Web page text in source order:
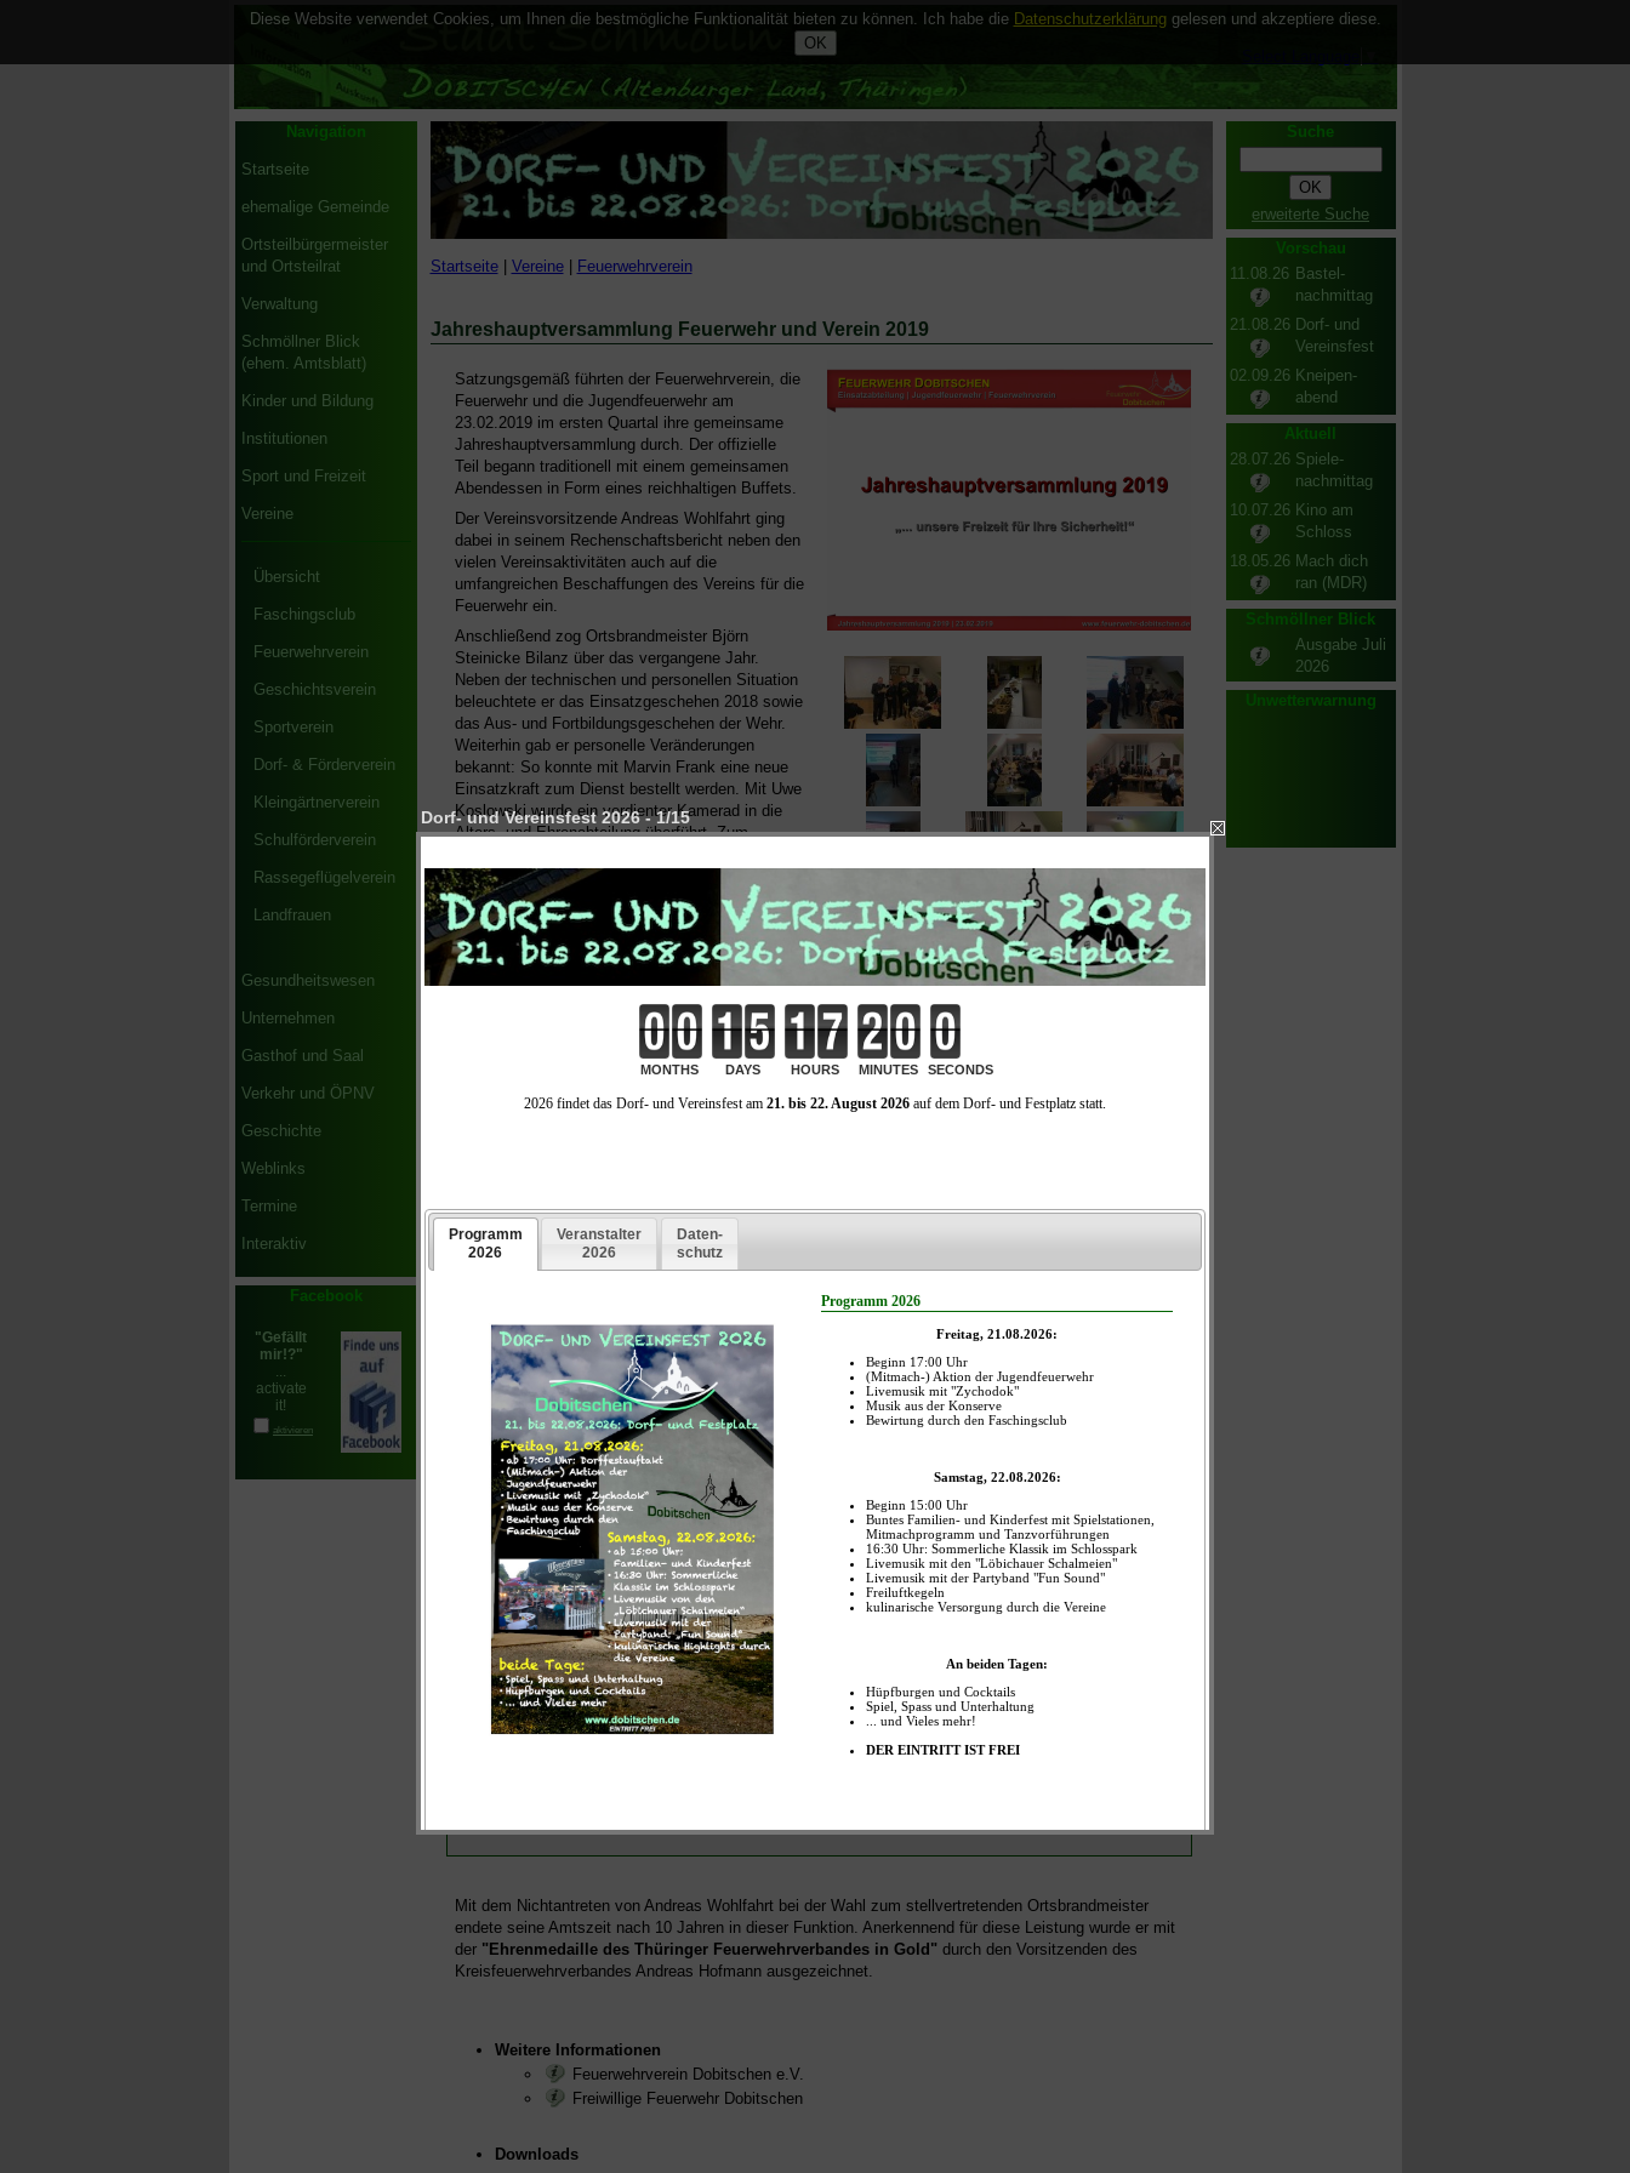
Navigation
Startseite
ehemalige Gemeinde
Ortsteilbürgermeister
und Ortsteilrat
Verwaltung
Schmöllner Blick
(ehem. Amtsblatt)
Kinder und Bildung
Institutionen
Sport und Freizeit
Vereine
Übersicht
Faschingsclub
Feuerwehrverein
Geschichtsverein
Sportverein
Dorf- & Förderverein
Kleingärtnerverein
Schulförderverein
Rassegeflügelverein
Landfrauen
Gesundheitswesen
Unternehmen
Gasthof und Saal
Verkehr und ÖPNV
Geschichte
Weblinks
Termine
Interaktiv
Facebook
Startseite| Vereine| Feuerwehrverein
Jahreshauptversammlung Feuerwehr und Verein 2019
Satzungsgemäß führten der Feuerwehrverein, die
Feuerwehr und die Jugendfeuerwehr am
23.02.2019 im ersten Quartal ihre gemeinsame
Jahreshauptversammlung durch. Der offizielle
Teil begann traditionell mit einem gemeinsamen
Abendessen in Form eines reichhaltigen Buffets.
Der Vereinsvorsitzende Andreas Wohlfahrt ging
dabei in seinem Rechenschaftsbericht neben den
vielen Vereinsaktivitäten auch auf die
umfangreichen Beschaffungen des Vereins für die
Feuerwehr ein.
Anschließend zog Ortsbrandmeister Björn
Steinicke Bilanz über das vergangene Jahr.
Neben der technischen und personellen Situation
beleuchtete er das Einsatzgeschehen 2018 sowie
das Aus- und Fortbildungsgeschehen der Wehr.
Weiterhin gab er personelle Veränderungen
bekannt: So konnte mit Marvin Frank eine neue
Einsatzkraft zum Dienst bestellt werden. Mit Uwe
Koslowski wurde ein verdienter Kamerad in die
Alters- und Ehrenabteilung überführt. Zum
Wahlergebnisse der Wehrführungswahl am
17.02.2019 ein.
Der Rechenschaftsbericht der Jugendfeuerwehr
von Jugendwart Thomas Wohlfahrt folgte. Sehr
erfolgreiche Wettkampfteilnahmen, u.A. mit zwei
der vielfältigen Aktivitäten. So verwies er
beispielsweise auch auf die zeitaufwendige
Umsetzung des Geräteschuppens und des Baus
überwiegend durch Spenden realisiert werden
Weiterhin wurde neben dem Finanzbericht auch der Vorstand einstimmig entlastet und ein Ausblick aufs
laufende Jahr 2019 gegeben. Hier war auch die anstehende Gemeinderatswahl 2019 Thema, bei der die
Bewerber angestrebt. Gefolgt von den Grußworten des Bürgermeisters Bernd Franke und
Kreisfeuerwehrverbandsvorsitzendem Andreas Hofmann endete der offizielle Teil nach ca. 90 Minuten.
Im Anschluss wurde noch bis in die späten Abendstunden gemeinsam gesessen und diskutiert.
Ergebnisse der Wehrleitungswahl am 17.02.2019
Wahl zum Ortsbrandmeister:
Kam. Björn Steinicke(15 Ja-Stimmen | 2 Enthaltungen)
Wahl zum stellvertretenden Ortsbrandmeister:
Kam. Thomas Wohlfahrt(14 Ja-Stimmen | 3 Enthaltungen)
Wahl zum Vertreter der Mannschaft im Feuerwehrausschuss:
Kam. Stefan Wohlfahrt(15 Ja-Stimmen | 2 Enthaltungen)
Zusammensetzung Feuerwehrausschuss
Björn Steinicke(Ortsbrandmeister)
Mit dem Nichtantreten von Andreas Wohlfahrt bei der Wahl zum stellvertretenden Ortsbrandmeister
endete seine Amtszeit nach 10 Jahren in dieser Funktion. Anerkennend für diese Leistung wurde er mit
der "Ehrenmedaille des Thüringer Feuerwehrverbandes in Gold" durch den Vorsitzenden des
Kreisfeuerwehrverbandes Andreas Hofmann ausgezeichnet.
Weitere Informationen
Feuerwehrverein Dobitschen e.V.
Freiwillige Feuerwehr Dobitschen
Downloads
Suche
erweiterte Suche
Vorschau
11.08.26 Bastel-
nachmittag
21.08.26 Dorf- und
Vereinsfest
02.09.26 Kneipen-
abend
Aktuell
28.07.26 Spiele-
nachmittag
10.07.26 Kino am
Schloss
18.05.26 Mach dich
ran (MDR)
Schmöllner Blick
Ausgabe Juli
2026
Unwetterwarnung
Diese Website verwendet Cookies, um Ihnen die bestmögliche Funktionalität bieten zu können. Ich habe die Datenschutzerklärung gelesen und akzeptiere diese.
Dorf- und Vereinsfest 2026 - 1/15